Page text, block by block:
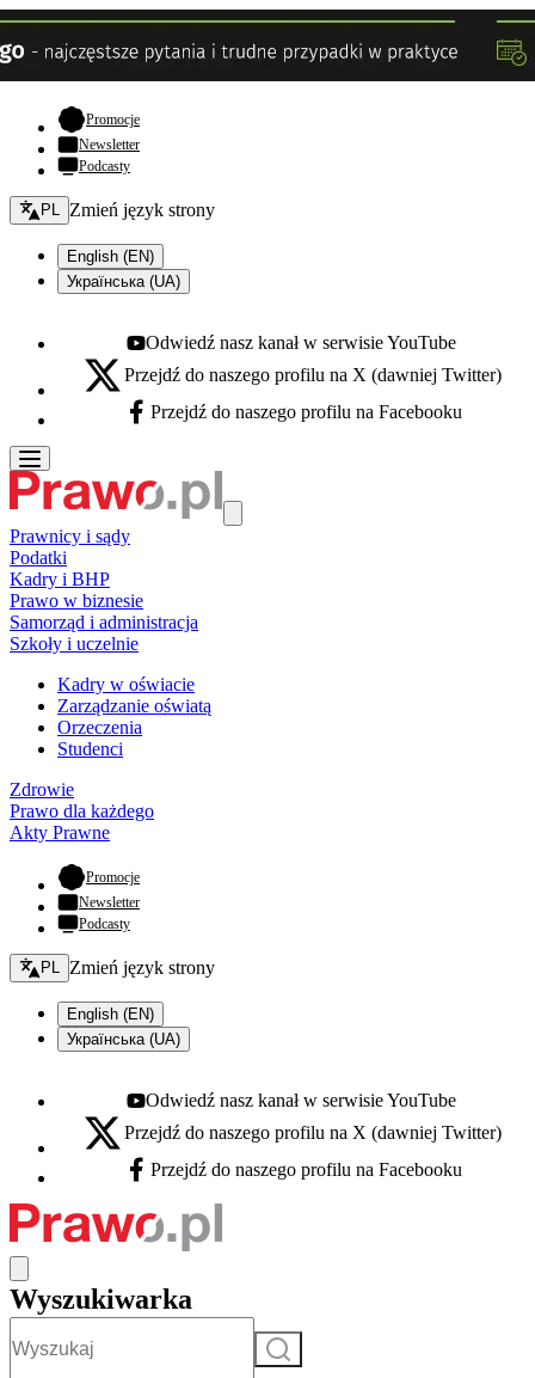
Promocje- otwiera się w nowej karcie
Newsletter
Podcasty
Zmień język - bieżący:
PL Zmień język strony
English (EN)
Українська (UA)
Youtube - otwiera się w nowej karcie
Odwiedź nasz kanał w serwisie YouTube
X - otwiera się w nowej karcie
Przejdź do naszego profilu na X (dawniej Twitter)
Facebook - otwiera się w nowej karcie
Przejdź do naszego profilu na Facebooku
Prawnicy i sądy
Podatki
Kadry i BHP
Prawo w biznesie
Samorząd i administracja
Szkoły i uczelnie
Kadry w oświacie
Zarządzanie oświatą
Orzeczenia
Studenci
Zdrowie
Prawo dla każdego
Akty Prawne
Promocje- otwiera się w nowej karcie
Newsletter
Podcasty
Zmień język - bieżący:
PL Zmień język strony
English (EN)
Українська (UA)
Youtube - otwiera się w nowej karcie
Odwiedź nasz kanał w serwisie YouTube
X - otwiera się w nowej karcie
Przejdź do naszego profilu na X (dawniej Twitter)
Facebook - otwiera się w nowej karcie
Przejdź do naszego profilu na Facebooku
Wyszukiwarka
Szukaj